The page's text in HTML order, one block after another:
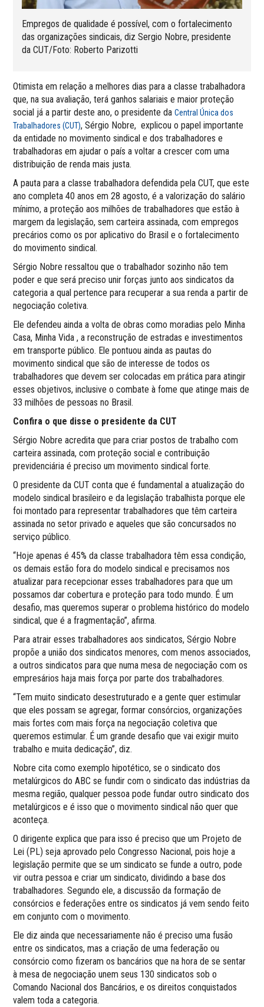
Empregos de qualidade é possível, com o fortalecimento
das organizações sindicais, diz Sergio Nobre, presidente
da CUT/Foto: Roberto Parizotti
Otimista em relação a melhores dias para a classe trabalhadora
que, na sua avaliação, terá ganhos salariais e maior proteção
social já a partir deste ano, o presidente daCentral Única dos
Trabalhadores (CUT), Sérgio Nobre, explicou o papel importante
da entidade no movimento sindical e dos trabalhadores e
trabalhadoras em ajudar o país a voltar a crescer com uma
distribuição de renda mais justa.
A pauta para a classe trabalhadora defendida pela CUT, que este
ano completa 40 anos em 28 agosto, é a valorização do salário
mínimo, a proteção aos milhões de trabalhadores que estão à
margem da legislação, sem carteira assinada, com empregos
precários como os por aplicativo do Brasil e o fortalecimento
do movimento sindical.
Sérgio Nobre ressaltou que o trabalhador sozinho não tem
poder e que será preciso unir forças junto aos sindicatos da
categoria a qual pertence para recuperar a sua renda a partir de
negociação coletiva.
Ele defendeu ainda a volta de obras como moradias pelo Minha
Casa, Minha Vida , a reconstrução de estradas e investimentos
em transporte público. Ele pontuou ainda as pautas do
movimento sindical que são de interesse de todos os
trabalhadores que devem ser colocadas em prática para atingir
esses objetivos, inclusive o combate à fome que atinge mais de
33 milhões de pessoas no Brasil.
Confira o que disse o presidente da CUT
Sérgio Nobre acredita que para criar postos de trabalho com
carteira assinada, com proteção social e contribuição
previdenciária é preciso um movimento sindical forte.
O presidente da CUT conta que é fundamental a atualização do
modelo sindical brasileiro e da legislação trabalhista porque ele
foi montado para representar trabalhadores que têm carteira
assinada no setor privado e aqueles que são concursados no
serviço público.
“Hoje apenas é 45% da classe trabalhadora têm essa condição,
os demais estão fora do modelo sindical e precisamos nos
atualizar para recepcionar esses trabalhadores para que um
possamos dar cobertura e proteção para todo mundo. É um
desafio, mas queremos superar o problema histórico do modelo
sindical, que é a fragmentação”, afirma.
Para atrair esses trabalhadores aos sindicatos, Sérgio Nobre
propõe a união dos sindicatos menores, com menos associados,
a outros sindicatos para que numa mesa de negociação com os
empresários haja mais força por parte dos trabalhadores.
“Tem muito sindicato desestruturado e a gente quer estimular
que eles possam se agregar, formar consórcios, organizações
mais fortes com mais força na negociação coletiva que
queremos estimular. É um grande desafio que vai exigir muito
trabalho e muita dedicação”, diz.
Nobre cita como exemplo hipotético, se o sindicato dos
metalúrgicos do ABC se fundir com o sindicato das indústrias da
mesma região, qualquer pessoa pode fundar outro sindicato dos
metalúrgicos e é isso que o movimento sindical não quer que
aconteça.
O dirigente explica que para isso é preciso que um Projeto de
Lei (PL) seja aprovado pelo Congresso Nacional, pois hoje a
legislação permite que se um sindicato se funde a outro, pode
vir outra pessoa e criar um sindicato, dividindo a base dos
trabalhadores. Segundo ele, a discussão da formação de
consórcios e federações entre os sindicatos já vem sendo feito
em conjunto com o movimento.
Ele diz ainda que necessariamente não é preciso uma fusão
entre os sindicatos, mas a criação de uma federação ou
consórcio como fizeram os bancários que na hora de se sentar
à mesa de negociação unem seus 130 sindicatos sob o
Comando Nacional dos Bancários, e os direitos conquistados
valem toda a categoria.